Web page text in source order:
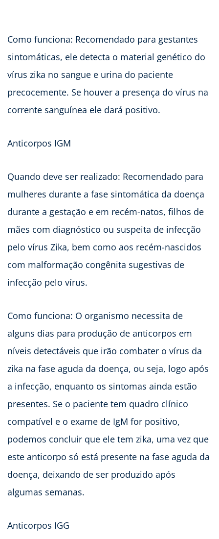
Como funciona: Recomendado para gestantes
sintomáticas, ele detecta o material genético do
vírus zika no sangue e urina do paciente
precocemente. Se houver a presença do vírus na
corrente sanguínea ele dará positivo.
Anticorpos IGM
Quando deve ser realizado: Recomendado para
mulheres durante a fase sintomática da doença
durante a gestação e em recém-natos, filhos de
mães com diagnóstico ou suspeita de infecção
pelo vírus Zika, bem como aos recém-nascidos
com malformação congênita sugestivas de
infecção pelo vírus.
Como funciona: O organismo necessita de
alguns dias para produção de anticorpos em
níveis detectáveis que irão combater o vírus da
zika na fase aguda da doença, ou seja, logo após
a infecção, enquanto os sintomas ainda estão
presentes. Se o paciente tem quadro clínico
compatível e o exame de IgM for positivo,
podemos concluir que ele tem zika, uma vez que
este anticorpo só está presente na fase aguda da
doença, deixando de ser produzido após
algumas semanas.
Anticorpos IGG